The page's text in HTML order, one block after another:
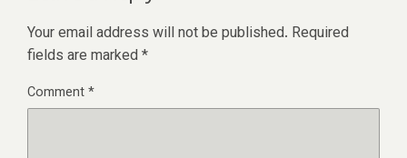
Your email address will not be published. Required
fields are marked *
Comment*